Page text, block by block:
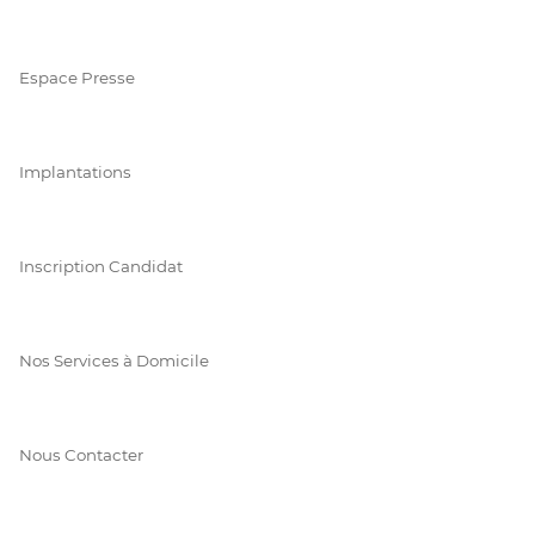
Espace Presse
Implantations
Inscription Candidat
Nos Services à Domicile
Nous Contacter